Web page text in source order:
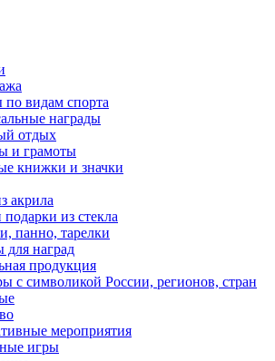
по видам спорта
награды
отдых
и грамоты
книжки и значки
акрила
из стекла
панно, тарелки
для наград
продукция
с символикой России, регионов, стран
мероприятия
игры